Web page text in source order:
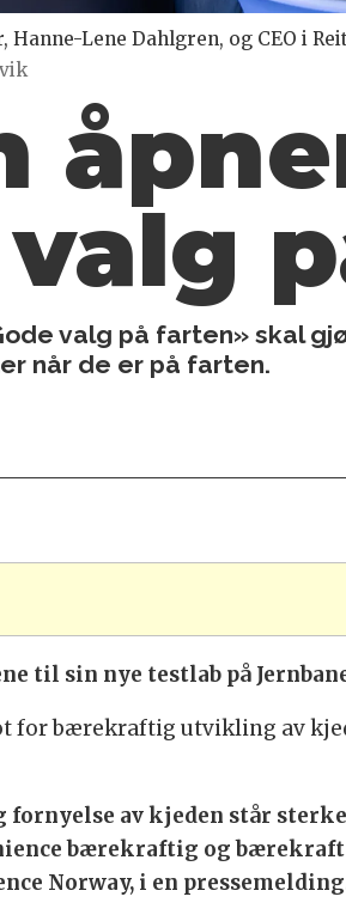
Lene Dahlgren, og CEO i
valg på farten» skal
når de er på farten.
til sin nye testlab på
for bærekraftig utvikling av
av kjeden står
bærekraftig og
Norway, i en